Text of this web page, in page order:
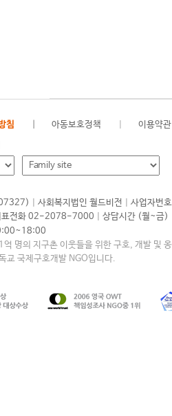
침 아동보호정책 이용약관
사회복지법인 월드비전
사업자번호
표전화 02-2078-7000
상담시간 (월~금)
명의 지구촌 이웃들을 위한 구호, 개발 및 옹
교 국제구호개발 NGO입니다.